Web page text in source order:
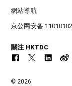
網站導航
京公网安备
關注 HKTDC
© 2026